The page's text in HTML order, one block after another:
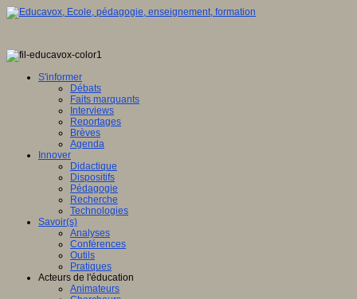
S'informer
Débats
Faits marquants
Interviews
Reportages
Brèves
Agenda
Innover
Didactique
Dispositifs
Pédagogie
Recherche
Technologies
Savoir(s)
Analyses
Conférences
Outils
Pratiques
Acteurs de l'éducation
Animateurs